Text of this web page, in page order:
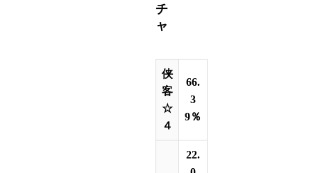
チ
ャ
侠
客
☆
４
66.
3
9％
22.